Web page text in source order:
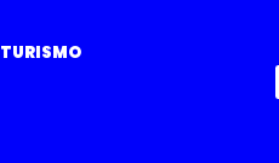
TURISMO